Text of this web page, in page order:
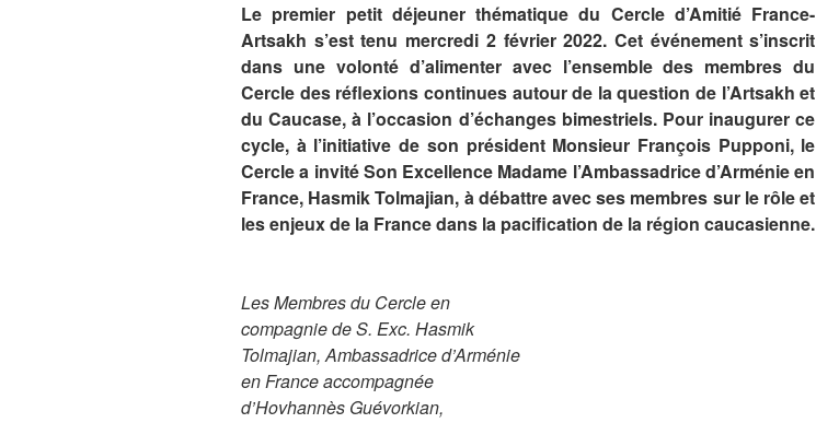
Le premier petit déjeuner thématique du Cercle d’Amitié France-
Artsakh s’est tenu mercredi 2 février 2022. Cet événement s’inscrit
dans une volonté d’alimenter avec l’ensemble des membres du
Cercle des réflexions continues autour de la question de l’Artsakh et
du Caucase, à l’occasion d’échanges bimestriels. Pour inaugurer ce
cycle, à l’initiative de son président Monsieur François Pupponi, le
Cercle a invité Son Excellence Madame l’Ambassadrice d’Arménie en
France, Hasmik Tolmajian, à débattre avec ses membres sur le rôle et
les enjeux de la France dans la pacification de la région caucasienne.
Les Membres du Cercle en
compagnie de S. Exc. Hasmik
Tolmajian, Ambassadrice d’Arménie
en France accompagnée
d’Hovhannès Guévorkian,